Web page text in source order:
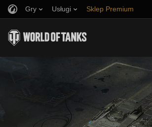
Gry Usługi Sklep Premium
Muzyka
Zasady fair play
Wargaming.net Game Center
Przewodnik po Twitch Drops
Zwerbuj znajomego
Discord
Centrum modów
Media